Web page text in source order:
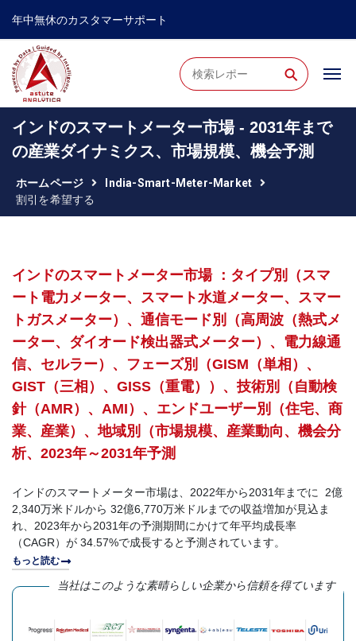
年中無休のカスタマーサポート
⚲
インドのスマートメーター市場 - 2031年まで
の産業ダイナミクス、市場規模、機会予測
ホームページ
India-Smart-Meter-Market
割引を希望する
インドのスマートメーター市場 ：タイプ別（スマ
ート電力メーター、スマート水道メーター、スマー
トガスメーター）、通信モード別（高周波（熱式メ
ーター、ダイオード検出器式メーター）、電力線通
信、セルラー）、フェーズ別（GISM（単相）、
GIST（三相）、GISS（重電））、技術別（自動検
針（AMR）、AMI）、エンドユーザー別（住宅、商
業、産業）、地域別（市場規模、産業動向、機会分
析、2023年～2031年予測
インドのスマートメーター市場は、2022年から2031年までに 2億
2,340万米ドルから 32億6,770万米ドルまでの収益増加が見込ま
れ、2023年から2031年の予測期間にかけて年平均成長率
（CAGR）が 34.57%で成長すると予測されています。
もっと読む
当社はこのような素晴らしい企業から信頼を得ています